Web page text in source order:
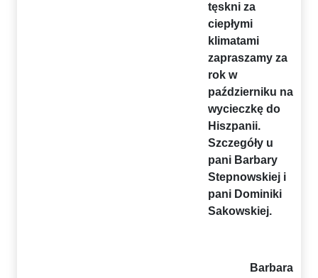
tęskni za
ciepłymi
klimatami
zapraszamy za
rok w
październiku na
wycieczkę do
Hiszpanii.
Szczegóły u
pani Barbary
Stepnowskiej i
pani Dominiki
Sakowskiej.
Barbara